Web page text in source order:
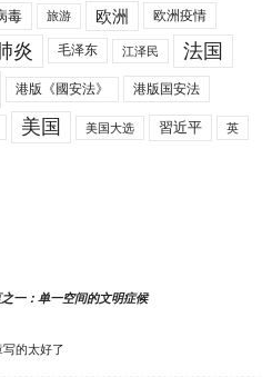
毒 旅游 欧洲 欧洲疫情
炎 毛泽东 江泽民 法国
港版《國安法》 港版国安法
美国 美国大选 習近平 英
一：单一空间的文明症候
写的太好了